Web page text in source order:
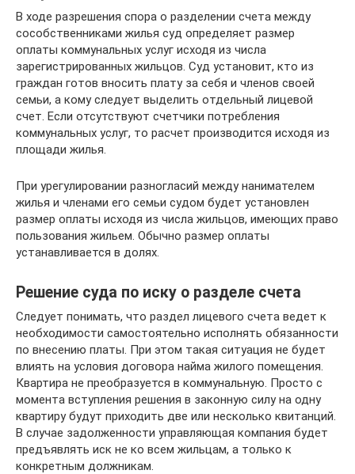
В ходе разрешения спора о разделении счета между
сособственниками жилья суд определяет размер
оплаты коммунальных услуг исходя из числа
зарегистрированных жильцов. Суд установит, кто из
граждан готов вносить плату за себя и членов своей
семьи, а кому следует выделить отдельный лицевой
счет. Если отсутствуют счетчики потребления
коммунальных услуг, то расчет производится исходя из
площади жилья.
При урегулировании разногласий между нанимателем
жилья и членами его семьи судом будет установлен
размер оплаты исходя из числа жильцов, имеющих право
пользования жильем. Обычно размер оплаты
устанавливается в долях.
Решение суда по иску о разделе счета
Следует понимать, что раздел лицевого счета ведет к
необходимости самостоятельно исполнять обязанности
по внесению платы. При этом такая ситуация не будет
влиять на условия договора найма жилого помещения.
Квартира не преобразуется в коммунальную. Просто с
момента вступления решения в законную силу на одну
квартиру будут приходить две или несколько квитанций.
В случае задолженности управляющая компания будет
предъявлять иск не ко всем жильцам, а только к
конкретным должникам.